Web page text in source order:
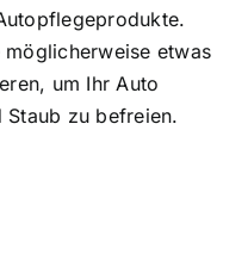
möglicherweise etwas
um Ihr Auto
zu befreien.